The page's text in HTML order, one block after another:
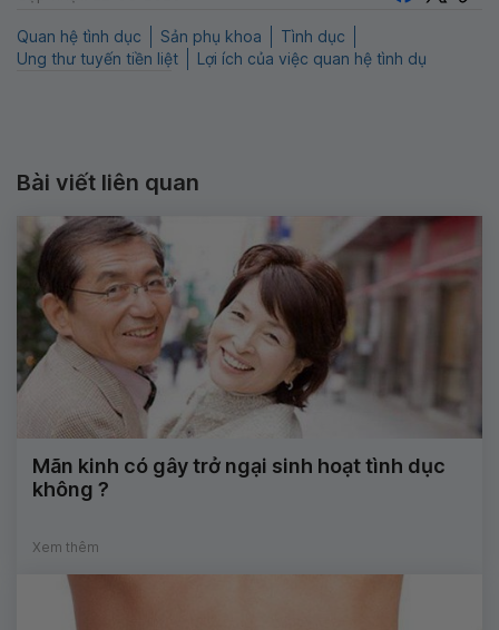
Quan hệ tình dục Sản phụ khoa
Tình dục
Ung thư tuyến tiền liệt
Lợi ích của việc quan hệ tình dụ
Bài viết liên quan
Mãn kinh có gây trở ngại sinh hoạt tình dục
không ?
Xem thêm